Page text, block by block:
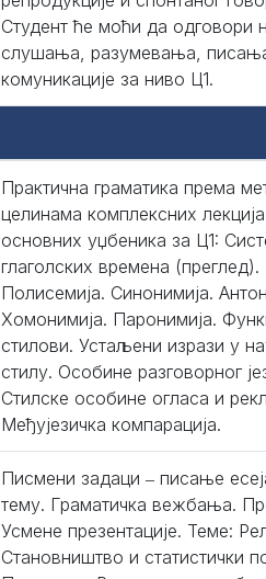
Студент ће моћи да одговори
слушања, разумевања,
комуникације за ниво Ц1.
Практична граматика према
целинама комплексних лекција
основних уџбеника за Ц1:
глаголских времена (преглед).
Полисемија. Синонимија.
Хомонимија. Паронимија.
стилови. Устаљени изрази у
стилу. Особине разговорног
Стилске особине огласа и
Међујезичка компарација.
Писмени задаци ‒ писање
тему. Граматичка вежбања.
Усмене презентације. Теме:
Становништво и статистички